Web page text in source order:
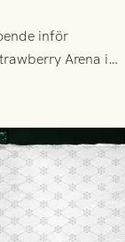
inför
Arena i
halvlek av